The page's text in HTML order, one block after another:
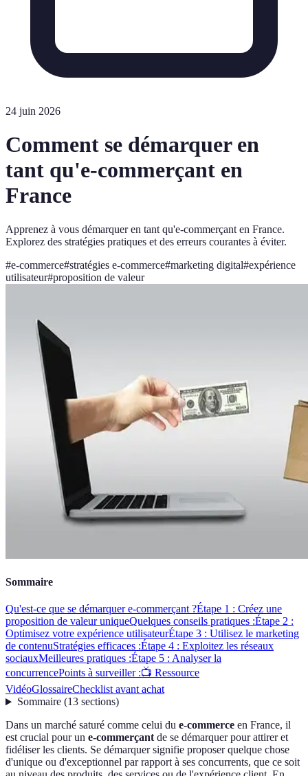
24 juin 2026
Comment se démarquer en
tant qu'e-commerçant en
France
Apprenez à vous démarquer en tant qu'e-commerçant en France.
Explorez des stratégies pratiques et des erreurs courantes à éviter.
#e-commerce#stratégies e-commerce#marketing digital#expérience
utilisateur#proposition de valeur
Sommaire
Qu'est-ce que se démarquer e-commerçant ?Étape 1 : Créez une
proposition de valeur uniqueQuelques conseils pratiques :Étape 2 :
Optimisez votre expérience utilisateurÉtape 3 : Utilisez le marketing
de contenuStratégies efficaces :Étape 4 : Exploitez les réseaux
sociauxMeilleures pratiques :Étape 5 : Analyser la
concurrencePoints à surveiller :📺 Ressource
VidéoGlossaireChecklist avant achat
Sommaire(13 sections)
Dans un marché saturé comme celui du e-commerce en France, il
est crucial pour un e-commerçantde se démarquer pour attirer et
fidéliser les clients. Se démarquer signifie proposer quelque chose
d'unique ou d'exceptionnel par rapport à ses concurrents, que ce soit